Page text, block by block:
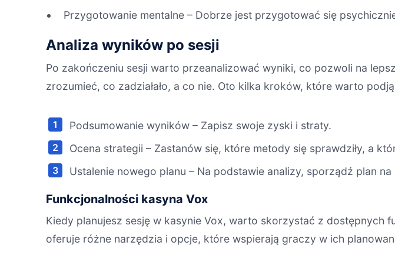
Przygotowanie mentalne – Dobrze jest przygotować się
Analiza wyników po sesji
Po zakończeniu sesji warto przeanalizować wyniki, co pozwoli na
zrozumieć, co zadziałało, a co nie. Oto kilka kroków, które warto
Podsumowanie wyników – Zapisz swoje zyski i straty.
Ocena strategii – Zastanów się, które metody się sprawdziły, a
Ustalenie nowego planu – Na podstawie analizy, sporządź plan na
Funkcjonalności kasyna Vox
Kiedy planujesz sesję w kasynie Vox, warto skorzystać z
oferuje różne narzędzia i opcje, które wspierają graczy w ich